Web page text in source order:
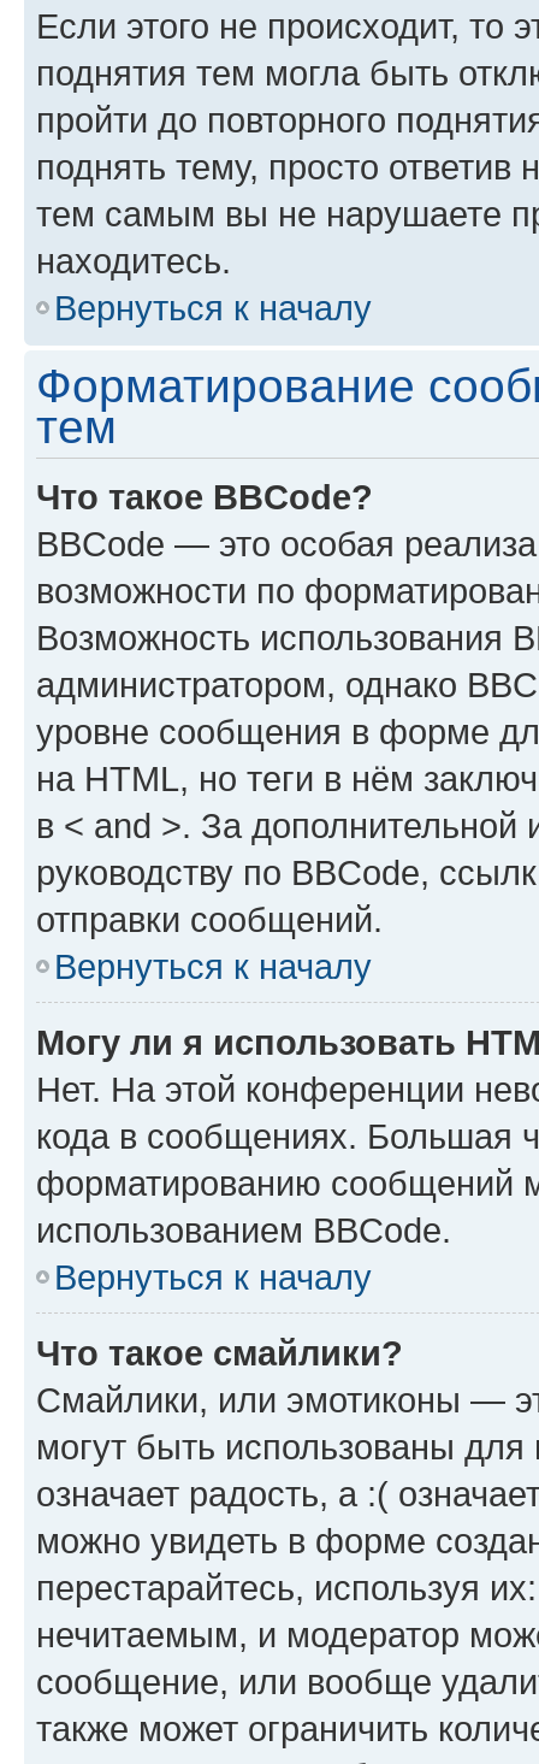
Если этого не происходит, то
поднятия тем могла быть
пройти до повторного
поднять тему, просто ответив
тем самым вы не нарушаете
находитесь.
Вернуться к началу
Форматирование
тем
Что такое BBCode?
BBCode — это особая
возможности по
Возможность использования
администратором, однако
уровне сообщения в форме
на HTML, но теги в нём
в < and >. За
руководству по BBCode,
отправки сообщений.
Вернуться к началу
Могу ли я использовать
Нет. На этой конференции
кода в сообщениях. Большая
форматированию сообщений
использованием BBCode.
Вернуться к началу
Что такое смайлики?
Смайлики, или эмотиконы —
могут быть использованы
означает радость, а :(
можно увидеть в форме
перестарайтесь, используя
нечитаемым, и модератор
сообщение, или вообще
также может ограничить